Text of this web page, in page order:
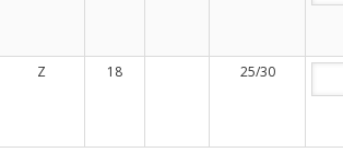
Z 18 25/30